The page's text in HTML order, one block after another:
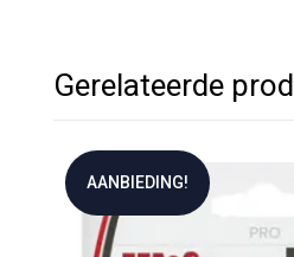
Gerelateerde
AANBIEDING!